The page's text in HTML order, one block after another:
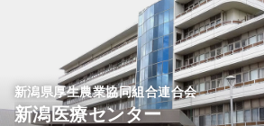
日勤 8:30～17:00 休憩60分
準夜 16:30～翌1:00 休憩60分
深夜 0:30～9:00 休憩60分
【2交代】※回復期リハビリテーショ
日勤 8:30～17:00 休憩60分
長日勤 8:30～20:30
夜勤 19:00～翌9:00 休憩90分
年間休日125日 4週8休以上 ブランク
気になる
新潟県厚生農業協同組合連合会
新潟医療センター